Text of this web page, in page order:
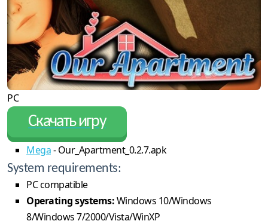
PC
Скачать игру
Mega- Our_Apartment_0.2.7.apk
System requirements:
PC compatible
Operating systems:Windows 10/Windows
8/Windows 7/2000/Vista/WinXP